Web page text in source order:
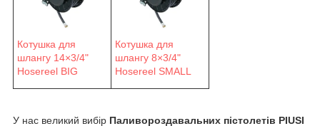
Котушка для
шлангу 14×3/4"
Hosereel BIG
Котушка для
шлангу 8×3/4"
Hosereel SMALL
У нас великий вибір Паливороздавальних пістолетів PIUSI